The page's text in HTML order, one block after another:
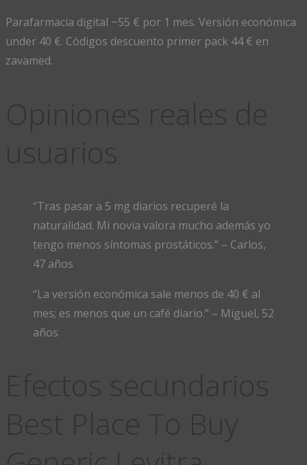
Parafarmacia digital ~55 € por 1 mes. Versión económica
under 40 €. Códigos descuento primer pack 44 € en
zavamed.
“Tras pasar a 5 mg diarios recuperé la
naturalidad. Mi novia valora mucho además yo
tengo menos síntomas prostáticos.” – Carlos,
47 años
“La versión económica sale menos de 40 € al
mes; es menos que un café diario.” – Miguel, 52
años